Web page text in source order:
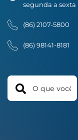
segunda a sexta
(86) 2107-5800
(86) 98141-8181
Search